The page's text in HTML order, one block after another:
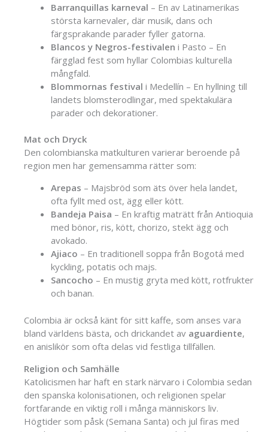
Barranquillas karneval – En av Latinamerikas
största karnevaler, där musik, dans och
färgsprakande parader fyller gatorna.
Blancos y Negros-festivalen i Pasto – En
färgglad fest som hyllar Colombias kulturella
mångfald.
Blommornas festival i Medellín – En hyllning till
landets blomsterodlingar, med spektakulära
parader och dekorationer.
Mat och Dryck
Den colombianska matkulturen varierar beroende på
region men har gemensamma rätter som:
Arepas – Majsbröd som äts över hela landet,
ofta fyllt med ost, ägg eller kött.
Bandeja Paisa – En kraftig maträtt från Antioquia
med bönor, ris, kött, chorizo, stekt ägg och
avokado.
Ajiaco – En traditionell soppa från Bogotá med
kyckling, potatis och majs.
Sancocho – En mustig gryta med kött, rotfrukter
och banan.
Colombia är också känt för sitt kaffe, som anses vara
bland världens bästa, och drickandet av aguardiente,
en anislikör som ofta delas vid festliga tillfällen.
Religion och Samhälle
Katolicismen har haft en stark närvaro i Colombia sedan
den spanska kolonisationen, och religionen spelar
fortfarande en viktig roll i många människors liv.
Högtider som påsk (Semana Santa) och jul firas med